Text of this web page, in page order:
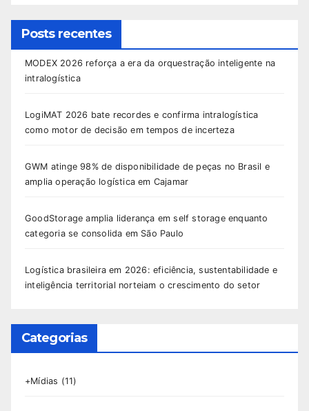
Posts recentes
MODEX 2026 reforça a era da orquestração inteligente na
intralogística
LogiMAT 2026 bate recordes e confirma intralogística
como motor de decisão em tempos de incerteza
GWM atinge 98% de disponibilidade de peças no Brasil e
amplia operação logística em Cajamar
GoodStorage amplia liderança em self storage enquanto
categoria se consolida em São Paulo
Logística brasileira em 2026: eficiência, sustentabilidade e
inteligência territorial norteiam o crescimento do setor
Categorias
+Mídias (11)